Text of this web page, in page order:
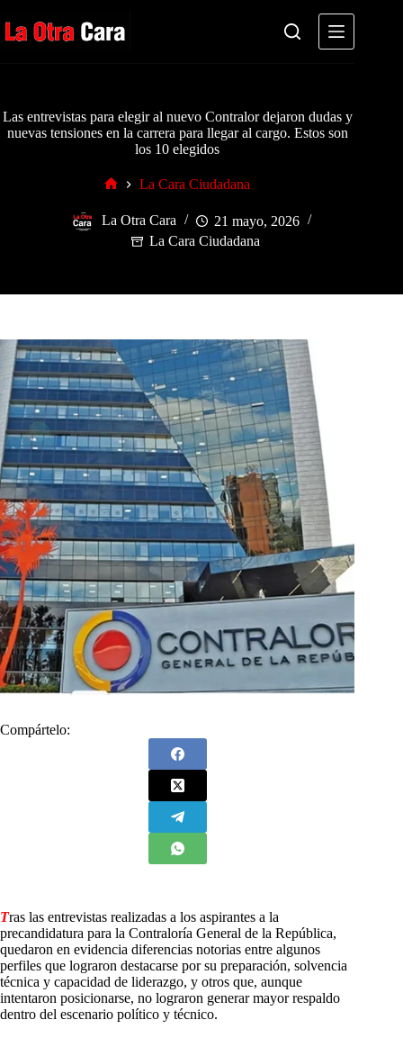
al
contenido
Las entrevistas para elegir al nuevo Contralor dejaron dudas y
nuevas tensiones en la carrera para llegar al cargo. Estos son
los 10 elegidos
La Cara Ciudadana
La Otra Cara
21 mayo, 2026
La Cara Ciudadana
Compártelo:
Tras las entrevistas realizadas a los aspirantes a la
precandidatura para la Contraloría General de la República,
quedaron en evidencia diferencias notorias entre algunos
perfiles que lograron destacarse por su preparación, solvencia
técnica y capacidad de liderazgo, y otros que, aunque
intentaron posicionarse, no lograron generar mayor respaldo
dentro del escenario político y técnico.